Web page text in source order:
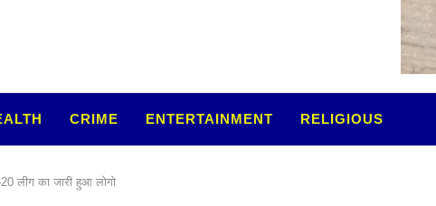
CRIME ENTERTAINMENT RELIGIOUS
लीग का जारी हुआ लोगो